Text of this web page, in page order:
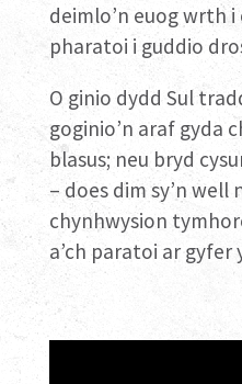
deimlo’n euog wrth
pharatoi i guddio
O ginio dydd Sul
goginio’n araf gyda
blasus; neu bryd
– does dim sy’n well
chynhwysion
a’ch paratoi ar gyfer